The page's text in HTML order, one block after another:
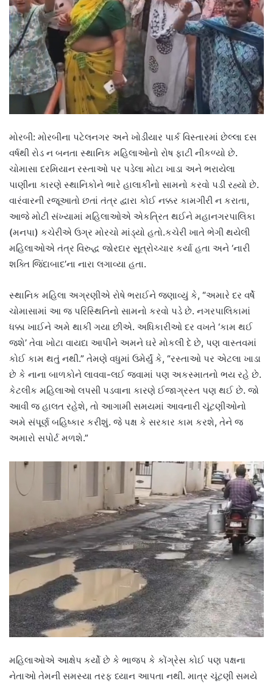
મોરબી: મોરબીના પટેલનગર અને ખોડીયાર પાર્ક વિસ્તારમાં છેલ્લા દસ
વર્ષથી રોડ ન બનતા સ્થાનિક મહિલાઓનો રોષ ફાટી નીકળ્યો છે.
ચોમાસા દરમિયાન રસ્તાઓ પર પડેલા મોટા ખાડા અને ભરાયેલા
પાણીના કારણે સ્થાનિકોને ભારે હાલાકીનો સામનો કરવો પડી રહ્યો છે.
વારંવારની રજૂઆતો છતાં તંત્ર દ્વારા કોઈ નક્કર કામગીરી ન કરાતા,
આજે મોટી સંખ્યામાં મહિલાઓએ એકત્રિત થઈને મહાનગરપાલિકા
(મનપા) કચેરીએ ઉગ્ર મોરચો માંડ્યો હતો.કચેરી ખાતે ભેગી થયેલી
મહિલાઓએ તંત્ર વિરુદ્ધ જોરદાર સૂત્રોચ્ચાર કર્યા હતા અને ‘નારી
શક્તિ જિંદાબાદ’ના નારા લગાવ્યા હતા.
સ્થાનિક મહિલા અગ્રણીએ રોષે ભરાઈને જણાવ્યું કે, “અમારે દર વર્ષે
ચોમાસામાં આ જ પરિસ્થિતિનો સામનો કરવો પડે છે. નગરપાલિકામાં
ધક્કા ખાઈને અમે થાકી ગયા છીએ. અધિકારીઓ દર વખતે ‘કામ થઈ
જશે’ તેવા ખોટા વાયદા આપીને અમને ઘરે મોકલી દે છે, પણ વાસ્તવમાં
કોઈ કામ થતું નથી.” તેમણે વધુમાં ઉમેર્યું કે, “રસ્તાઓ પર એટલા ખાડા
છે કે નાના બાળકોને લાવવા-લઈ જવામાં પણ અકસ્માતનો ભય રહે છે.
કેટલીક મહિલાઓ લપસી પડવાના કારણે ઈજાગ્રસ્ત પણ થઈ છે. જો
આવી જ હાલત રહેશે, તો આગામી સમયમાં આવનારી ચૂંટણીઓનો
અમે સંપૂર્ણ બહિષ્કાર કરીશું. જે પક્ષ કે સરકાર કામ કરશે, તેને જ
અમારો સપોર્ટ મળશે.”
મહિલાઓએ આક્ષેપ કર્યો છે કે ભાજપ કે કોંગ્રેસ કોઈ પણ પક્ષના
નેતાઓ તેમની સમસ્યા તરફ ધ્યાન આપતા નથી. માત્ર ચૂંટણી સમયે